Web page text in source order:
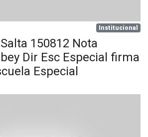
Institucional
150812 Nota
Dir Esc Especial firma
Especial